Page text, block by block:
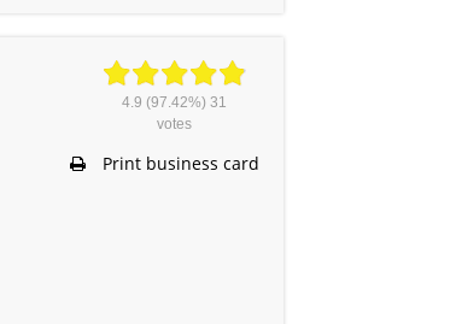
4.9 (97.42%)31
votes
Print business card